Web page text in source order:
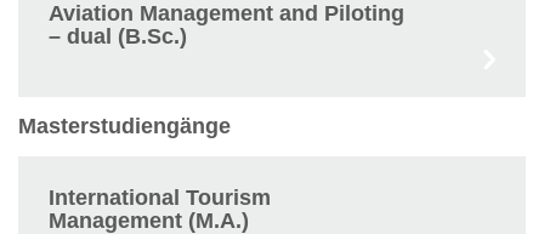
Aviation Management and Piloting
– dual (B.Sc.)
Masterstudiengänge
International Tourism
Management (M.A.)